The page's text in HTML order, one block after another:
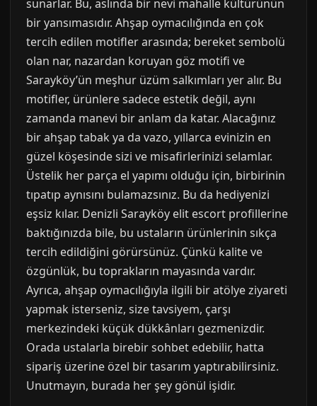
sunarlar. Bu, aslında bir nevi mahalle kültürünün
bir yansımasıdır. Ahşap oymacılığında en çok
tercih edilen motifler arasında; bereket sembolü
olan nar, nazardan koruyan göz motifi ve
Sarayköy’ün meşhur üzüm salkımları yer alır. Bu
motifler, ürünlere sadece estetik değil, aynı
zamanda manevi bir anlam da katar. Alacağınız
bir ahşap tabak ya da vazo, yıllarca evinizin en
güzel köşesinde sizi ve misafirlerinizi selamlar.
Üstelik her parça el yapımı olduğu için, birbirinin
tıpatıp aynısını bulamazsınız. Bu da hediyenizi
eşsiz kılar. Denizli Sarayköy elit escort profillerine
baktığınızda bile, bu ustaların ürünlerinin sıkça
tercih edildiğini görürsünüz. Çünkü kalite ve
özgünlük, bu toprakların mayasında vardır.
Ayrıca, ahşap oymacılığıyla ilgili bir atölye ziyareti
yapmak isterseniz, size tavsiyem, çarşı
merkezindeki küçük dükkânları gezmenizdir.
Orada ustalarla birebir sohbet edebilir, hatta
sipariş üzerine özel bir tasarım yaptırabilirsiniz.
Unutmayın, burada her şey gönül işidir.